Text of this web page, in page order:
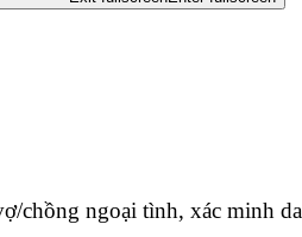
chồng ngoại tình, xác minh